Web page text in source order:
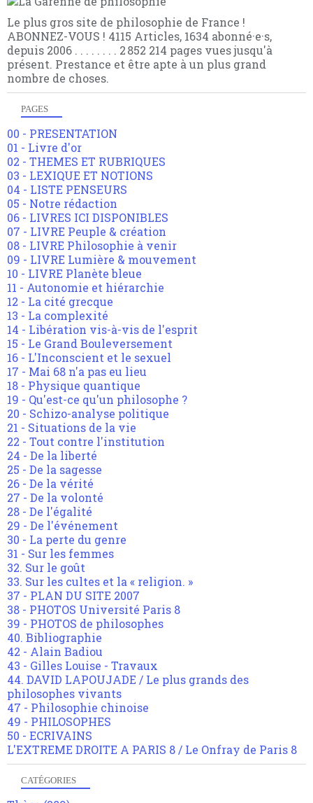
Le plus gros site de philosophie de France !
ABONNEZ-VOUS ! 4115 Articles, 1634 abonné·e·s,
depuis 2006 . . . . . . . . 2 852 214 pages vues jusqu'à
présent. Prestance et être apte à un plus grand
nombre de choses.
PAGES
00 - PRESENTATION
01 - Livre d'or
02 - THEMES ET RUBRIQUES
03 - LEXIQUE ET NOTIONS
04 - LISTE PENSEURS
05 - Notre rédaction
06 - LIVRES ICI DISPONIBLES
07 - LIVRE Peuple & création
08 - LIVRE Philosophie à venir
09 - LIVRE Lumière & mouvement
10 - LIVRE Planète bleue
11 - Autonomie et hiérarchie
12 - La cité grecque
13 - La complexité
14 - Libération vis-à-vis de l'esprit
15 - Le Grand Bouleversement
16 - L'Inconscient et le sexuel
17 - Mai 68 n'a pas eu lieu
18 - Physique quantique
19 - Qu'est-ce qu'un philosophe ?
20 - Schizo-analyse politique
21 - Situations de la vie
22 - Tout contre l'institution
24 - De la liberté
25 - De la sagesse
26 - De la vérité
27 - De la volonté
28 - De l'égalité
29 - De l'événement
30 - La perte du genre
31 - Sur les femmes
32. Sur le goût
33. Sur les cultes et la « religion. »
37 - PLAN DU SITE 2007
38 - PHOTOS Université Paris 8
39 - PHOTOS de philosophes
40. Bibliographie
42 - Alain Badiou
43 - Gilles Louise - Travaux
44. DAVID LAPOUJADE / Le plus grands des
philosophes vivants
47 - Philosophie chinoise
49 - PHILOSOPHES
50 - ECRIVAINS
L'EXTREME DROITE A PARIS 8 / Le Onfray de Paris 8
CATÉGORIES